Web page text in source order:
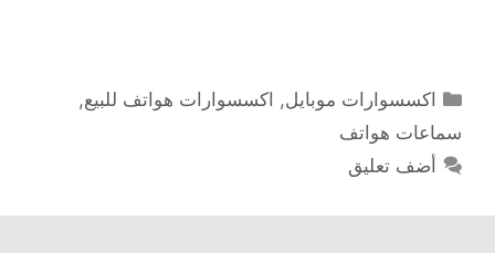
التصنيفات
اكسسوارات موبايل, اكسسوارات هواتف للبيع,
سماعات هواتف
أضف تعليق